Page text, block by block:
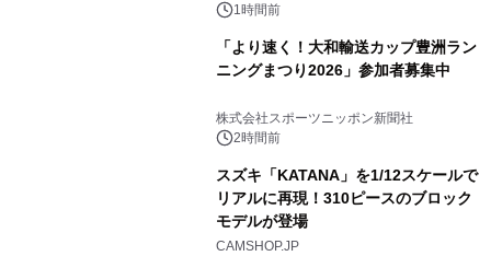
13.4km)が登場
1時間前
「より速く！大和輸送カップ豊洲ラン
ニングまつり2026」参加者募集中
株式会社スポーツニッポン新聞社
2時間前
スズキ「KATANA」を1/12スケールで
リアルに再現！310ピースのブロック
モデルが登場
CAMSHOP.JP